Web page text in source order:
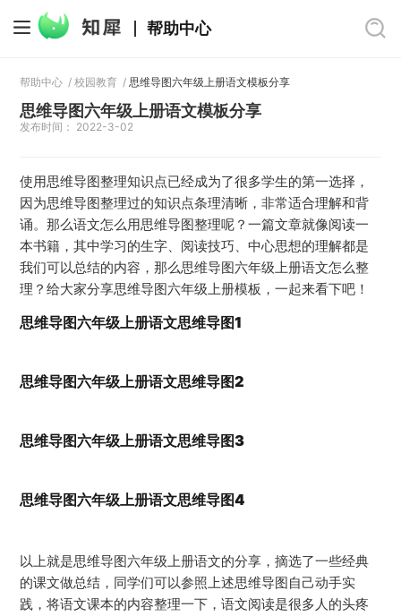
帮助中心
帮助中心 /校园教育 /思维导图六年级上册语文模板分享
思维导图六年级上册语文模板分享
发布时间： 2022-3-02
使用思维导图整理知识点已经成为了很多学生的第一选择，
因为思维导图整理过的知识点条理清晰，非常适合理解和背
诵。那么语文怎么用思维导图整理呢？一篇文章就像阅读一
本书籍，其中学习的生字、阅读技巧、中心思想的理解都是
我们可以总结的内容，那么思维导图六年级上册语文怎么整
理？给大家分享思维导图六年级上册模板，一起来看下吧！
思维导图六年级上册语文思维导图1
思维导图六年级上册语文思维导图2
思维导图六年级上册语文思维导图3
思维导图六年级上册语文思维导图4
以上就是思维导图六年级上册语文的分享，摘选了一些经典
的课文做总结，同学们可以参照上述思维导图自己动手实
践，将语文课本的内容整理一下，语文阅读是很多人的头疼